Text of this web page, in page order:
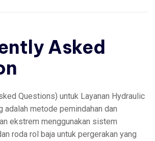
Asked
Questions) untuk Layanan Hydraulic
adalah metode pemindahan dan
ekstrem menggunakan sistem
roda rol baja untuk pergerakan yang